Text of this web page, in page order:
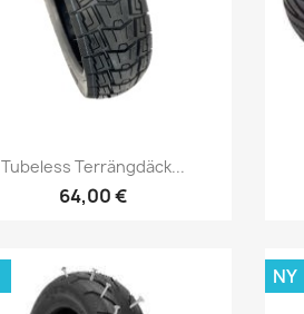
Snabbvy
Tubeless Terrängdäck...
64,00 €
NY